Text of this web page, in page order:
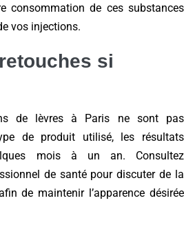
consommation de ces substances
vos injections.
si
de lèvres à Paris ne sont pas
de produit utilisé, les résultats
mois à un an. Consultez
de santé pour discuter de la
de maintenir l’apparence désirée